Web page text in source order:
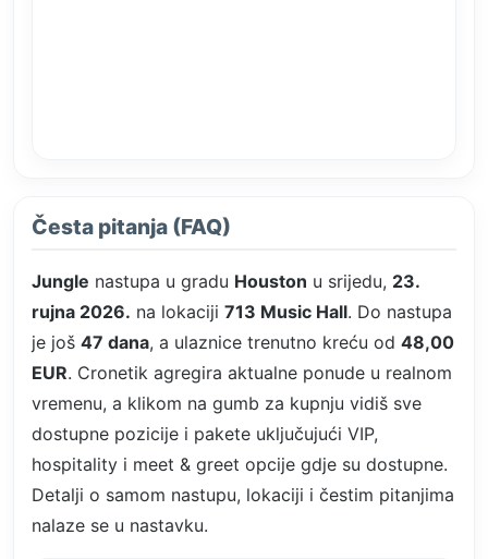
Česta pitanja (FAQ)
Jungle nastupa u gradu Houston u srijedu, 23.
rujna 2026. na lokaciji 713 Music Hall. Do nastupa
je još 47 dana, a ulaznice trenutno kreću od 48,00
EUR. Cronetik agregira aktualne ponude u realnom
vremenu, a klikom na gumb za kupnju vidiš sve
dostupne pozicije i pakete uključujući VIP,
hospitality i meet & greet opcije gdje su dostupne.
Detalji o samom nastupu, lokaciji i čestim pitanjima
nalaze se u nastavku.